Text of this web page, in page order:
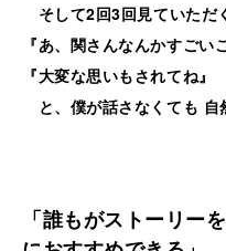
そして2回3回見ていただ
『あ、関さんなんかすごい
『大変な思いもされてね』
と、僕が話さなくても 自
「誰もがストーリー